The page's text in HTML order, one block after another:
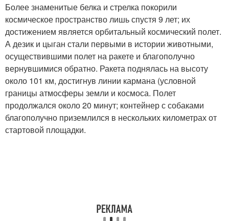
Более знаменитые белка и стрелка покорили
космическое пространство лишь спустя 9 лет; их
достижением является орбитальный космический полет.
А дезик и цыган стали первыми в истории животными,
осуществившими полет на ракете и благополучно
вернувшимися обратно. Ракета поднялась на высоту
около 101 км, достигнув линии кармана (условной
границы атмосферы земли и космоса. Полет
продолжался около 20 минут; контейнер с собаками
благополучно приземлился в нескольких километрах от
стартовой площадки.